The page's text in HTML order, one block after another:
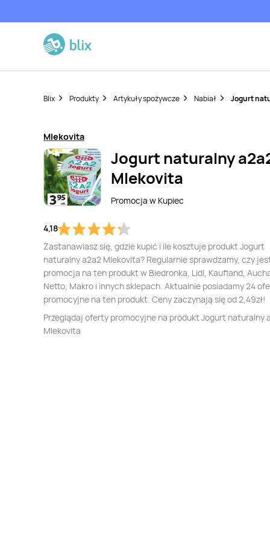
Blix Produkty Artykuły spożywcze Nabiał Jogurt
Mlekovita
Jogurt naturalny
Mlekovita
Promocja w Kupiec
4,18
Zastanawiasz się, gdzie kupić i ile kosztuje produkt Jogurt
naturalny a2a2 Mlekovita? Regularnie sprawdzamy, czy
promocja na ten produkt w Biedronka, Lidl, Kaufland,
Netto, Makro i innych sklepach. Aktualnie posiadamy 24
promocyjne na ten produkt. Ceny zaczynają się od 2,49zł!
Przeglądaj oferty promocyjne na produkt Jogurt naturalny
Mlekovita